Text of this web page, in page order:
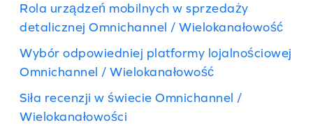
Rola urządzeń mobilnych w sprzedaży
detalicznej Omnichannel / Wielokanałowość
Wybór odpowiedniej platformy lojalnościowej
Omnichannel / Wielokanałowość
Siła recenzji w świecie Omnichannel /
Wielokanałowości